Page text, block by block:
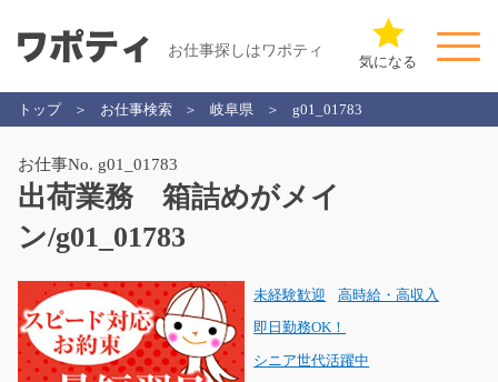
お仕事探しはワポティ
気になる
トップ お仕事検索 岐阜県 g01_01783
お仕事No. g01_01783
出荷業務 箱詰めがメイ
ン/g01_01783
未経験歓迎 高時給・高収入
即日勤務OK！
シニア世代活躍中